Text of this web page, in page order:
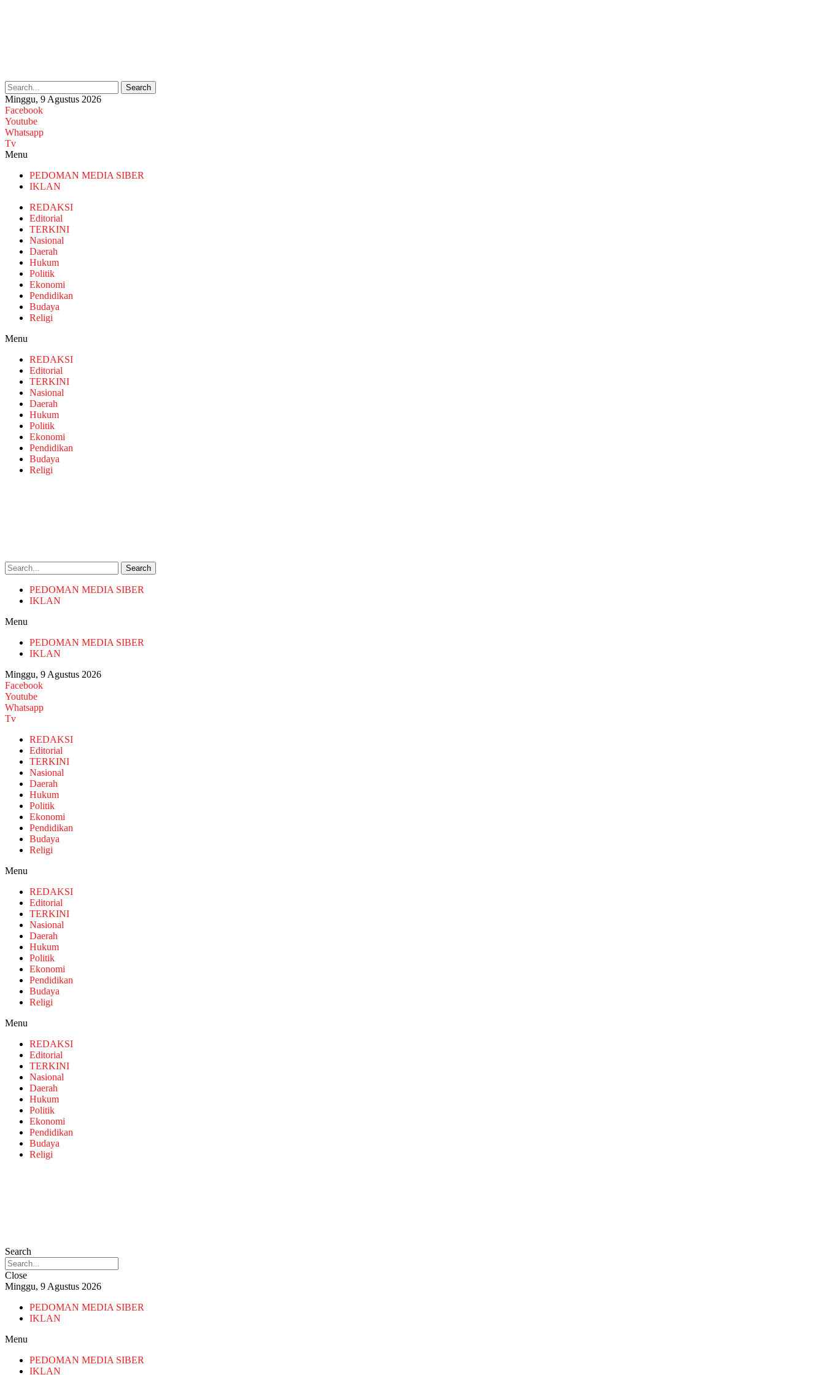
Search
Minggu, 9 Agustus 2026
Facebook
Youtube
Whatsapp
Tv
Menu
PEDOMAN MEDIA SIBER
IKLAN
REDAKSI
Editorial
TERKINI
Nasional
Daerah
Hukum
Politik
Ekonomi
Pendidikan
Budaya
Religi
Menu
REDAKSI
Editorial
TERKINI
Nasional
Daerah
Hukum
Politik
Ekonomi
Pendidikan
Budaya
Religi
Search
PEDOMAN MEDIA SIBER
IKLAN
Menu
PEDOMAN MEDIA SIBER
IKLAN
Minggu, 9 Agustus 2026
Facebook
Youtube
Whatsapp
Tv
REDAKSI
Editorial
TERKINI
Nasional
Daerah
Hukum
Politik
Ekonomi
Pendidikan
Budaya
Religi
Menu
REDAKSI
Editorial
TERKINI
Nasional
Daerah
Hukum
Politik
Ekonomi
Pendidikan
Budaya
Religi
Menu
REDAKSI
Editorial
TERKINI
Nasional
Daerah
Hukum
Politik
Ekonomi
Pendidikan
Budaya
Religi
Search
Close
Minggu, 9 Agustus 2026
PEDOMAN MEDIA SIBER
IKLAN
Menu
PEDOMAN MEDIA SIBER
IKLAN